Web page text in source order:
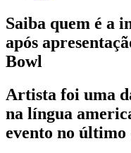
Saiba quem é a
após
Bowl
Artista foi uma
na língua
evento no último